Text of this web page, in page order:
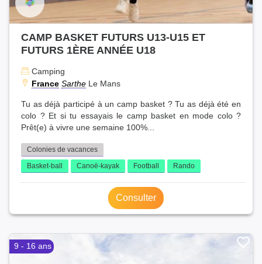
CAMP BASKET FUTURS U13-U15 ET
FUTURS 1ÈRE ANNÉE U18
Camping
France Sarthe Le Mans
Tu as déjà participé à un camp basket ? Tu as déjà été en
colo ? Et si tu essayais le camp basket en mode colo ?
Prêt(e) à vivre une semaine 100%...
Colonies de vacances
Basket-ball
Canoë-kayak Football Rando
Consulter
9 - 16 ans